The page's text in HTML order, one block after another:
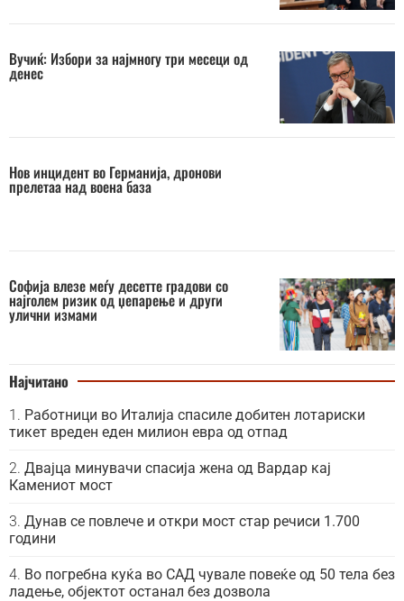
Вучиќ: Избори за најмногу три месеци од
денес
Нов инцидент во Германија, дронови
прелетаа над воена база
Софија влезе меѓу десетте градови со
најголем ризик од џепарење и други
улични измами
Најчитано
Работници во Италија спасиле добитен лотариски
тикет вреден еден милион евра од отпад
Двајца минувачи спасија жена од Вардар кај
Камениот мост
Дунав се повлече и откри мост стар речиси 1.700
години
Во погребна куќа во САД чувале повеќе од 50 тела без
ладење, објектот останал без дозвола